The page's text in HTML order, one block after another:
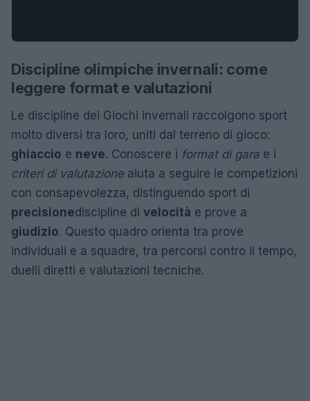
Discipline olimpiche invernali: come
leggere format e valutazioni
Le discipline dei Giochi invernali raccolgono sport
molto diversi tra loro, uniti dal terreno di gioco:
ghiaccio e neve. Conoscere i format di gara e i
criteri di valutazioneaiuta a seguire le competizioni
con consapevolezza, distinguendo sport di
precisionediscipline di velocità e prove a
giudizio. Questo quadro orienta tra prove
individuali e a squadre, tra percorsi contro il tempo,
duelli diretti e valutazioni tecniche.